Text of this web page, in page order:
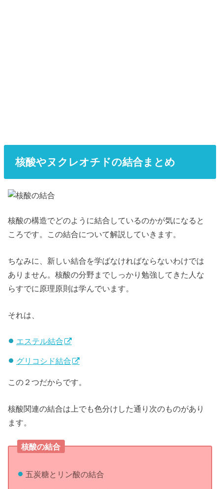
核酸やヌクレオチドの結合まとめ
核酸の構造でどのように結合しているのかが気になると
ころです。この結合について解説していきます。
ちなみに、新しい結合を学ばなければならないわけでは
ありません。核酸の分野までしっかり勉強してきた人な
らすでに原理原則は学んでいます。
それは、
エステル結合
グリコシド結合
この２つだからです。
核酸関連の結合は上でも色分けした通り次のものがあり
ます。
核酸の結合
五炭糖とリン酸の結合